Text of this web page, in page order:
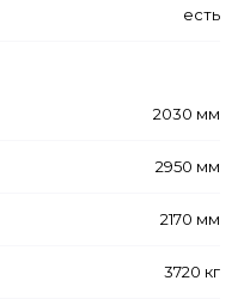
есть
2030 мм
2950 мм
2170 мм
3720 кг